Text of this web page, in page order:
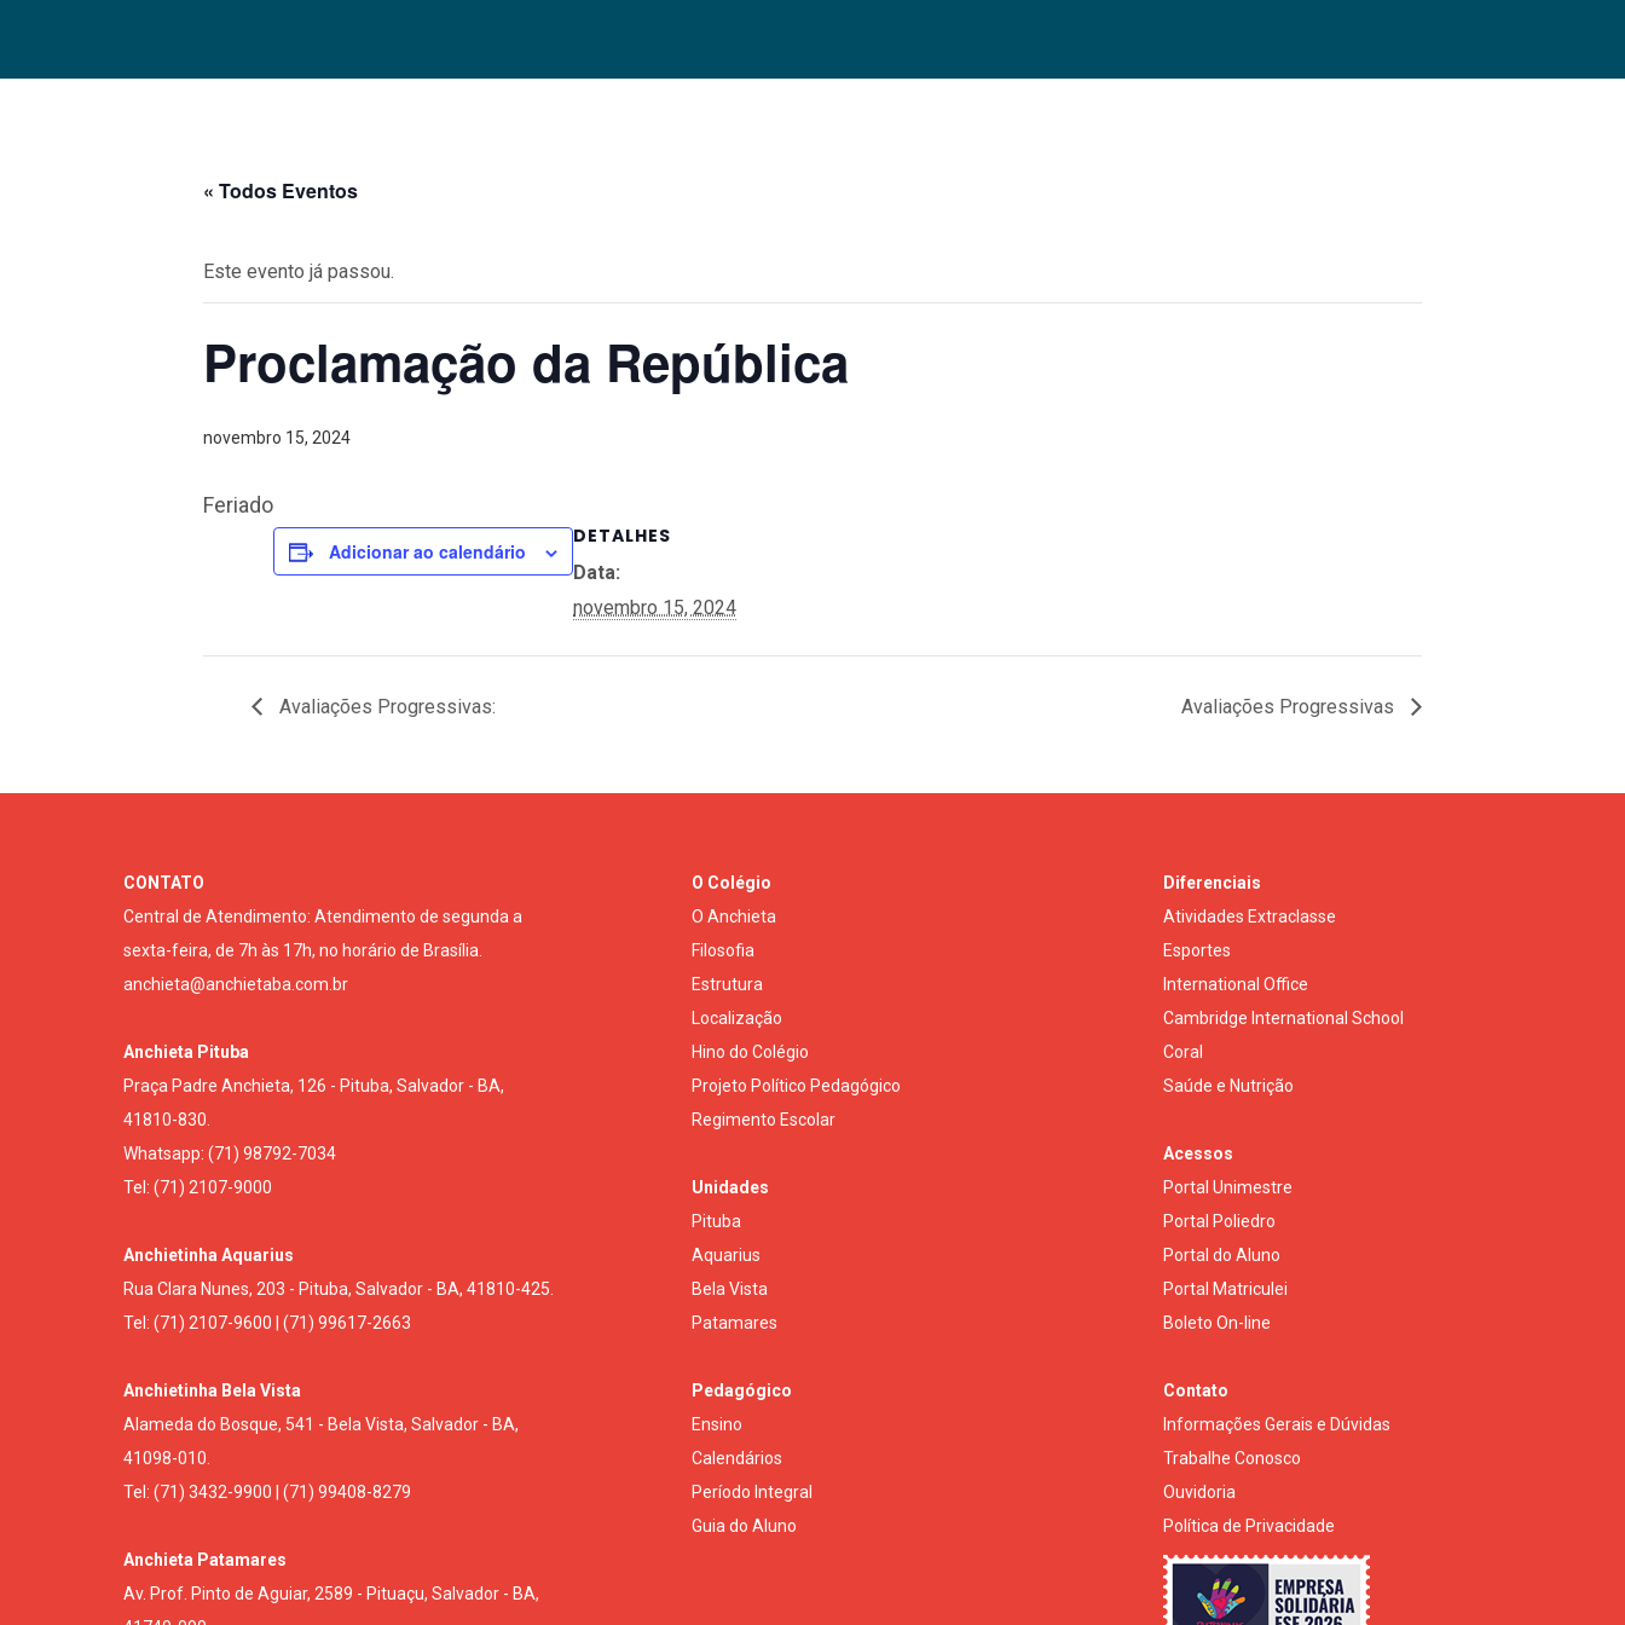
« Todos Eventos
Este evento já passou.
Proclamação da República
novembro 15, 2024
Feriado
Adicionar ao calendário
DETALHES
Data:
novembro 15, 2024
Avaliações Progressivas: Avaliações Progressivas
CONTATO
Central de Atendimento: Atendimento de segunda a
sexta-feira, de 7h às 17h, no horário de Brasília.
anchieta@anchietaba.com.br
Anchieta Pituba
Praça Padre Anchieta, 126 - Pituba, Salvador - BA,
41810-830.
Whatsapp: (71) 98792-7034
Tel: (71) 2107-9000
Anchietinha Aquarius
Rua Clara Nunes, 203 - Pituba, Salvador - BA, 41810-425.
Tel: (71) 2107-9600 | (71) 99617-2663
Anchietinha Bela Vista
Alameda do Bosque, 541 - Bela Vista, Salvador - BA,
41098-010.
Tel: (71) 3432-9900 | (71) 99408-8279
Anchieta Patamares
Av. Prof. Pinto de Aguiar, 2589 - Pituaçu, Salvador - BA,
O Colégio
O Anchieta
Filosofia
Estrutura
Localização
Hino do Colégio
Projeto Político Pedagógico
Regimento Escolar
Unidades
Pituba
Aquarius
Bela Vista
Patamares
Pedagógico
Ensino
Calendários
Período Integral
Guia do Aluno
Diferenciais
Atividades Extraclasse
Esportes
International Office
Cambridge International School
Coral
Saúde e Nutrição
Acessos
Portal Unimestre
Portal Poliedro
Portal do Aluno
Portal Matriculei
Boleto On-line
Contato
Informações Gerais e Dúvidas
Trabalhe Conosco
Ouvidoria
Política de Privacidade